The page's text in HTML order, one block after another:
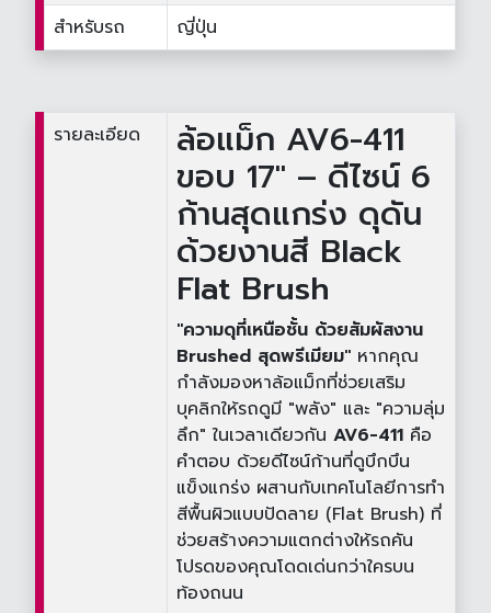
สำหรับรถ
ญี่ปุ่น
รายละเอียด ล้อแม็ก AV6-411
ขอบ 17" – ดีไซน์ 6
ก้านสุดแกร่ง ดุดัน
ด้วยงานสี Black
Flat Brush
"ความดุที่เหนือชั้น ด้วยสัมผัสงาน
Brushed สุดพรีเมียม" หากคุณ
กำลังมองหาล้อแม็กที่ช่วยเสริม
บุคลิกให้รถดูมี "พลัง" และ "ความลุ่ม
ลึก" ในเวลาเดียวกัน AV6-411 คือ
คำตอบ ด้วยดีไซน์ก้านที่ดูบึกบึน
แข็งแกร่ง ผสานกับเทคโนโลยีการทำ
สีพื้นผิวแบบปัดลาย (Flat Brush) ที่
ช่วยสร้างความแตกต่างให้รถคัน
โปรดของคุณโดดเด่นกว่าใครบน
ท้องถนน